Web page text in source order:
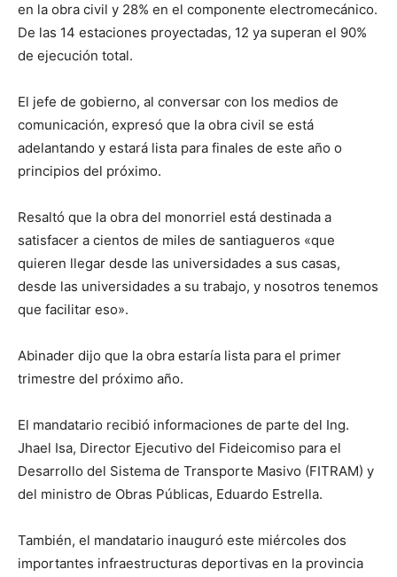
en la obra civil y 28% en el componente electromecánico.
De las 14 estaciones proyectadas, 12 ya superan el 90%
de ejecución total.
El jefe de gobierno, al conversar con los medios de
comunicación, expresó que la obra civil se está
adelantando y estará lista para finales de este año o
principios del próximo.
Resaltó que la obra del monorriel está destinada a
satisfacer a cientos de miles de santiagueros «que
quieren llegar desde las universidades a sus casas,
desde las universidades a su trabajo, y nosotros tenemos
que facilitar eso».
Abinader dijo que la obra estaría lista para el primer
trimestre del próximo año.
El mandatario recibió informaciones de parte del Ing.
Jhael Isa, Director Ejecutivo del Fideicomiso para el
Desarrollo del Sistema de Transporte Masivo (FITRAM) y
del ministro de Obras Públicas, Eduardo Estrella.
También, el mandatario inauguró este miércoles dos
importantes infraestructuras deportivas en la provincia